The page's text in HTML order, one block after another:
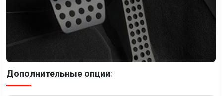
Дополнительные опции: